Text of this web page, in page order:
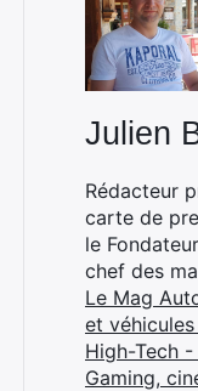
Julien
Rédacteur
carte de
le
chef des
Le Mag
et
High-Tech
Gaming,